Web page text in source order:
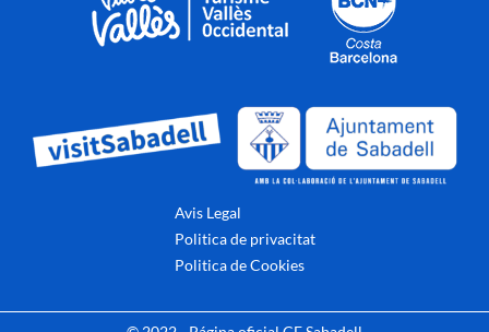
Avis Legal
Politica de privacitat
Politica de Cookies